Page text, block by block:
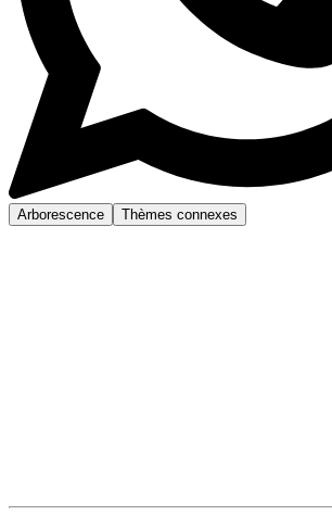
Arborescence Thèmes connexes